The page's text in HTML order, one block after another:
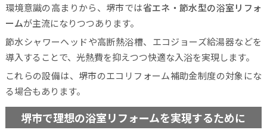
環境意識の高まりから、堺市では省エネ・節水型の浴室リフォ
ームが主流になりつつあります。
節水シャワーヘッドや高断熱浴槽、エコジョーズ給湯器などを
導入することで、光熱費を抑えつつ快適な入浴を実現します。
これらの設備は、堺市のエコリフォーム補助金制度の対象にな
る場合もあります。
堺市で理想の浴室リフォームを実現するために